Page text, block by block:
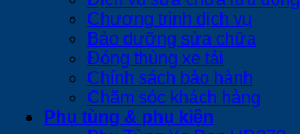
Chương trình dịch vụ
Bảo dưỡng sửa chữa
Đóng thùng xe tải
Chính sách bảo hành
Chăm sóc khách hàng
Phụ tùng & phụ kiện